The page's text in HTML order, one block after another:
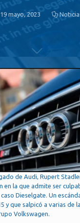
19 mayo, 2023
de Audi, Rupert
en la que admite ser
Dieselgate. Un
y que salpicó a varias de
Volkswagen.